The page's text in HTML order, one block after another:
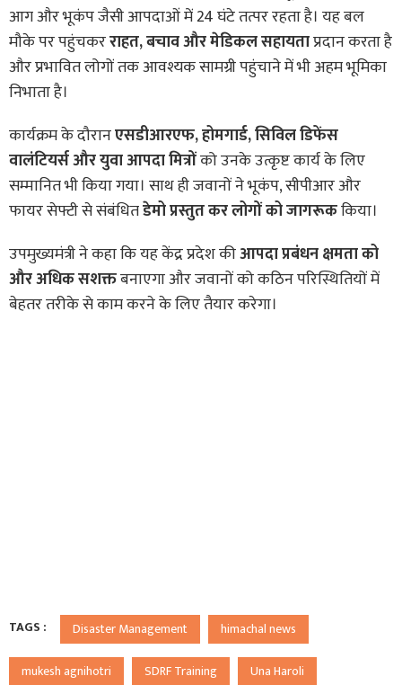
आग और भूकंप जैसी आपदाओं में 24 घंटे तत्पर रहता है। यह बल
मौके पर पहुंचकरराहत, बचाव और मेडिकल सहायताप्रदान करता है
और प्रभावित लोगों तक आवश्यक सामग्री पहुंचाने में भी अहम भूमिका
निभाता है।
कार्यक्रम के दौरानएसडीआरएफ, होमगार्ड, सिविल डिफेंस
वालंटियर्स और युवा आपदा मित्रोंको उनके उत्कृष्ट कार्य के लिए
सम्मानित भी किया गया। साथ ही जवानों ने भूकंप, सीपीआर और
फायर सेफ्टी से संबंधितडेमो प्रस्तुत कर लोगों को जागरूककिया।
उपमुख्यमंत्री ने कहा कि यह केंद्र प्रदेश कीआपदा प्रबंधन क्षमता को
और अधिक सशक्तबनाएगा और जवानों को कठिन परिस्थितियों में
बेहतर तरीके से काम करने के लिए तैयार करेगा।
TAGS : Disaster Management himachal news
mukesh agnihotri SDRF Training Una Haroli